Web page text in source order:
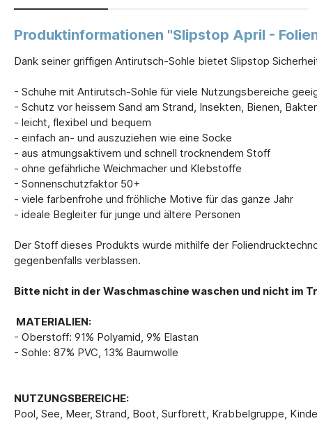
Produktinformationen "Slipstop April -
Dank seiner griffigen Antirutsch-Sohle bietet Slipstop
- Schuhe mit Antirutsch-Sohle für viele Nutzungsbereiche
- Schutz vor heissem Sand am Strand, Insekten, Bienen,
- leicht, flexibel und bequem
- einfach an- und auszuziehen wie eine Socke
- aus atmungsaktivem und schnell trocknendem Stoff
- ohne gefährliche Weichmacher und Klebstoffe
- Sonnenschutzfaktor 50+
- viele farbenfrohe und fröhliche Motive für das ganze Jahr
- ideale Begleiter für junge und ältere Personen
Der Stoff dieses Produkts wurde mithilfe der
gegenbenfalls verblassen.
Bitte nicht in der Waschmaschine waschen und nicht im
MATERIALIEN:
- Oberstoff: 91% Polyamid, 9% Elastan
- Sohle: 87% PVC, 13% Baumwolle
NUTZUNGSBEREICHE:
Pool, See, Meer, Strand, Boot, Surfbrett, Krabbelgruppe,